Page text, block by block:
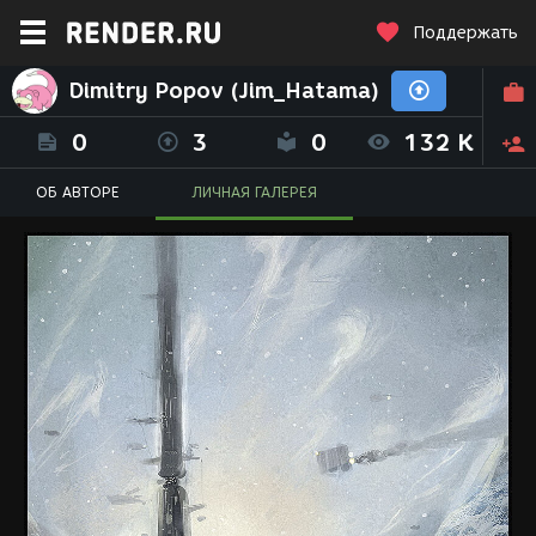
Поддержать
Dimitry Popov (Jim_Hatama)
0 3 0 132 K
ОБ АВТОРЕ ЛИЧНАЯ ГАЛЕРЕЯ